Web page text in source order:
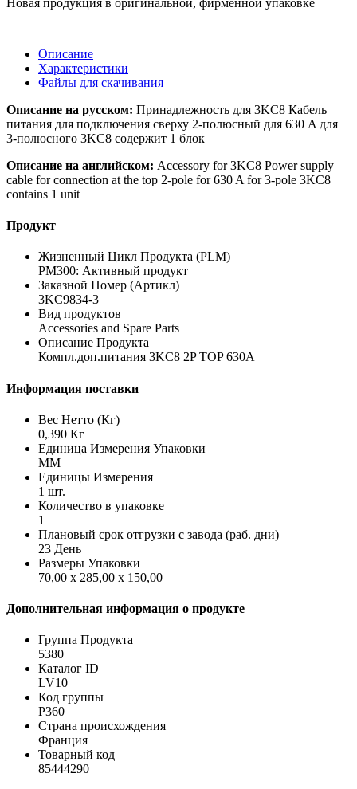
Описание
Характеристики
Файлы для скачивания
Описание на русском: Принадлежность для 3KC8 Кабель
питания для подключения сверху 2-полюсный для 630 A для
3-полюсного 3KC8 содержит 1 блок
Описание на английском: Accessory for 3KC8 Power supply
cable for connection at the top 2-pole for 630 A for 3-pole 3KC8
contains 1 unit
Продукт
Жизненный Цикл Продукта (PLM)
PM300: Активный продукт
Заказной Номер (Артикл)
3KC9834-3
Вид продуктов
Accessories and Spare Parts
Описание Продукта
Компл.доп.питания 3KC8 2P TOP 630A
Информация поставки
Вес Нетто (Кг)
0,390 Кг
Единица Измерения Упаковки
MM
Единицы Измерения
1 шт.
Количество в упаковке
1
Плановый срок отгрузки с завода (раб. дни)
23 День
Размеры Упаковки
70,00 x 285,00 x 150,00
Дополнительная информация о продукте
Группа Продукта
5380
Каталог ID
LV10
Код группы
P360
Страна происхождения
Франция
Товарный код
85444290